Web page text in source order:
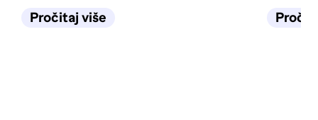
isplati.
Pročitaj više
pokretu.